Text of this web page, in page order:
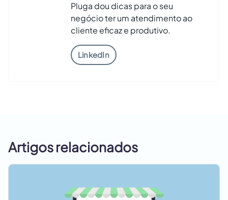
Pluga dou dicas para o seu
negócio ter um atendimento ao
cliente eficaz e produtivo.
LinkedIn
Artigos relacionados